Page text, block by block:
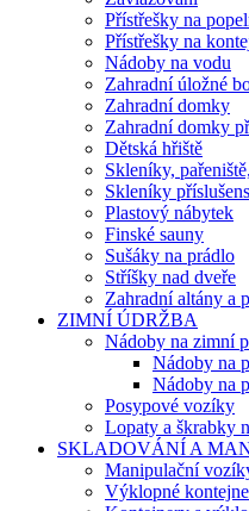
Přístřešky na
Přístřešky na
Nádoby na vodu
Zahradní úložné
Zahradní domky
Zahradní domky
Dětská hřiště
Skleníky,
Skleníky
Plastový nábytek
Finské sauny
Sušáky na prádlo
Stříšky nad dveře
Zahradní altány a
ZIMNÍ ÚDRŽBA
Nádoby na zimní
Nádoby na
Nádoby na
Posypové vozíky
Lopaty a škrabky
SKLADOVÁNÍ A
Manipulační
Výklopné